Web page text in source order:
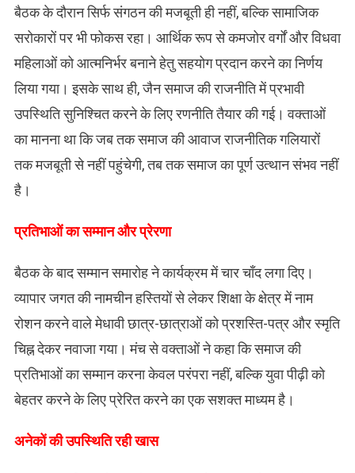
बैठक के दौरान सिर्फ संगठन की मजबूती ही नहीं, बल्कि सामाजिक
सरोकारों पर भी फोकस रहा। आर्थिक रूप से कमजोर वर्गों और विधवा
महिलाओं को आत्मनिर्भर बनाने हेतु सहयोग प्रदान करने का निर्णय
लिया गया। इसके साथ ही, जैन समाज की राजनीति में प्रभावी
उपस्थिति सुनिश्चित करने के लिए रणनीति तैयार की गई। वक्ताओं
का मानना था कि जब तक समाज की आवाज राजनीतिक गलियारों
तक मजबूती से नहीं पहुंचेगी, तब तक समाज का पूर्ण उत्थान संभव नहीं
है।
​प्रतिभाओं का सम्मान और प्रेरणा
बैठक के बाद सम्मान समारोह ने कार्यक्रम में चार चाँद लगा दिए।
व्यापार जगत की नामचीन हस्तियों से लेकर शिक्षा के क्षेत्र में नाम
रोशन करने वाले मेधावी छात्र-छात्राओं को प्रशस्ति-पत्र और स्मृति
चिह्न देकर नवाजा गया। मंच से वक्ताओं ने कहा कि समाज की
प्रतिभाओं का सम्मान करना केवल परंपरा नहीं, बल्कि युवा पीढ़ी को
बेहतर करने के लिए प्रेरित करने का एक सशक्त माध्यम है।
अनेकों की उपस्थिति रही खास